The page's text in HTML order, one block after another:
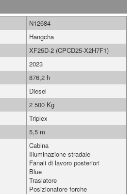
N12684
Hangcha
XF25D-2 (CPCD25-X2H7F1)
2023
876,2 h
Diesel
2 500 Kg
Triplex
5,5 m
Cabina
Illuminazione stradale
Fanali di lavoro posteriori
Blue
Traslatore
Posizionatore forche